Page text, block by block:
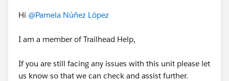
Hi @Pamela Núñez López
I am a member of Trailhead Help,
If you are still facing any issues with this unit please let
us know so that we can check and assist further.